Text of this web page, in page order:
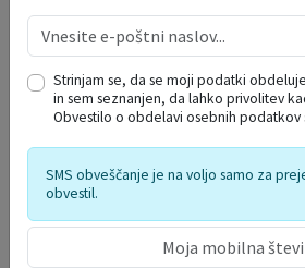
Strinjam se, da se moji podatki
in sem seznanjen, da lahko privolitev
Obvestilo o obdelavi osebnih
SMS obveščanje je na voljo samo za
obvestil.